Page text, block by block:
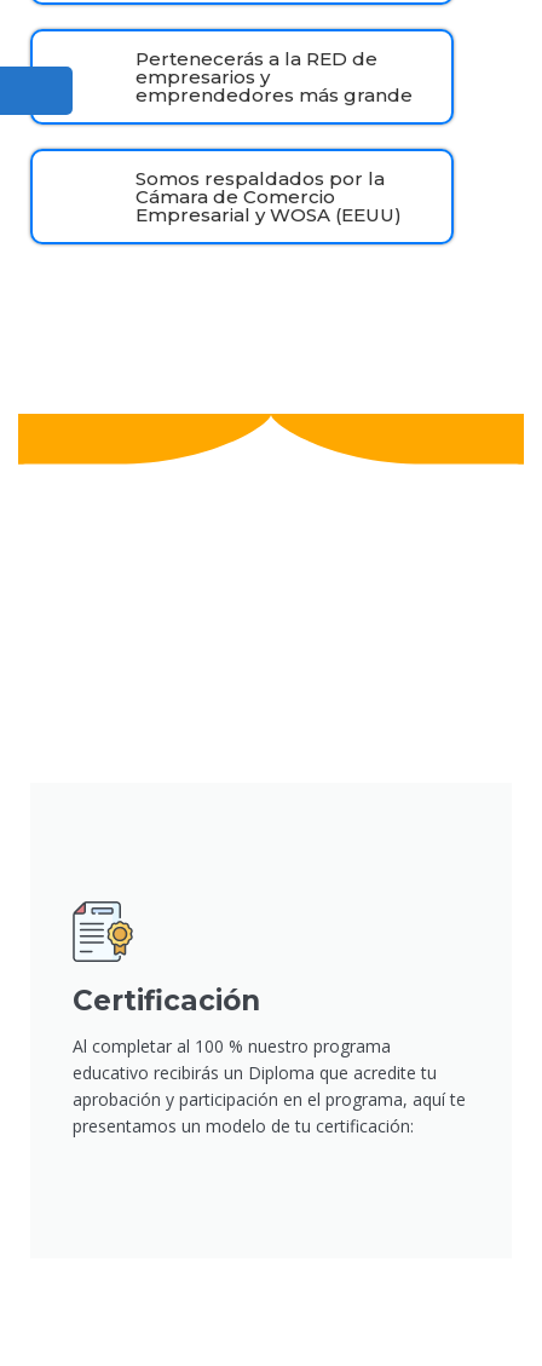
Pertenecerás a la RED de
empresarios y
emprendedores más grande
Somos respaldados por la
Cámara de Comercio
Empresarial y WOSA (EEUU)
Certificación
Al completar al 100 % nuestro programa
educativo recibirás un Diploma que acredite tu
aprobación y participación en el programa, aquí te
presentamos un modelo de tu certificación: